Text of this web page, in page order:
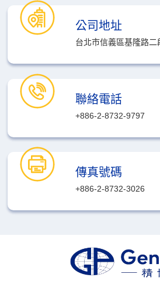
公司地址
台北市信義區基隆路二
聯絡電話
+886-2-8732-9797
傳真號碼
+886-2-8732-3026